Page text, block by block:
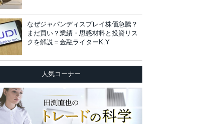
なぜジャパンディスプレイ株価急騰？
まだ買い？業績・思惑材料と投資リス
クを解説＝金融ライターK.Y
人気コーナー